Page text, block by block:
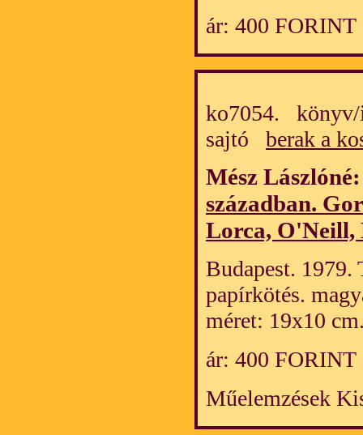
ár: 400 FORINT
ko7054. könyv/
sajtó berak a
Mész
században.
Lorca,
Budapest. 1979.
papírkötés.
méret: 19x10
ár: 400 FORINT
Műelemzések